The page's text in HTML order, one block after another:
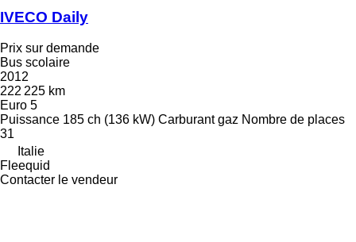
IVECO Daily
Prix sur demande
Bus scolaire
2012
222 225 km
Euro 5
Puissance 185 ch (136 kW) Carburant gaz Nombre de places
31
Italie
Fleequid
Contacter le vendeur